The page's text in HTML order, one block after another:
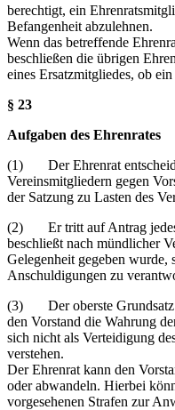
berechtigt, ein
Befangenheit abzulehnen.
Wenn das betreffende
beschließen die übrigen
eines Ersatzmitgliedes, ob
§ 23
Aufgaben des Ehrenrates
(1) Der Ehrenrat
Vereinsmitgliedern gegen
der Satzung zu Lasten des
(2) Er tritt auf Antrag jedes
beschließt nach mündlicher
Gelegenheit gegeben wurde,
Anschuldigungen zu
(3) Der oberste Grundsatz
den Vorstand die Wahrung
sich nicht als Verteidigung
verstehen.
Der Ehrenrat kann den
oder abwandeln. Hierbei
vorgesehenen Strafen zur